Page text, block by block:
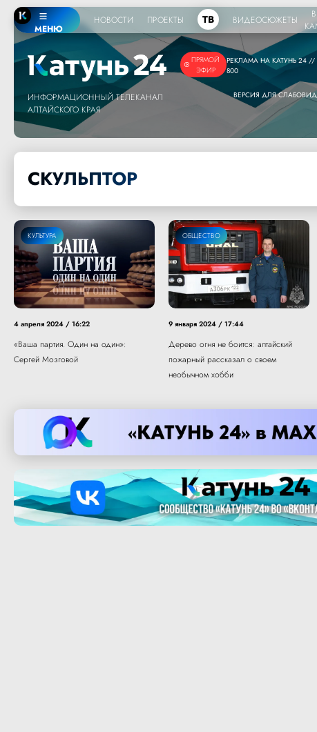
МЕНЮ
НОВОСТИ ПРОЕКТЫ ТВ ВИДЕОСЮЖЕТЫ
ПРЯМОЙ
ЭФИР
ИНФОРМАЦИОННЫЙ ТЕЛЕКАНАЛ
АЛТАЙСКОГО КРАЯ
РЕКЛАМА НА КАТУНЬ 24 //
800
ВЕРСИЯ ДЛЯ
СКУЛЬПТОР
КУЛЬТУРА
4 апреля 2024 / 16:22
«Ваша партия. Один на один»:
Сергей Мозговой
ОБЩЕСТВО
9 января 2024 / 17:44
Дерево огня не боится: алтайский
пожарный рассказал о своем
необычном хобби